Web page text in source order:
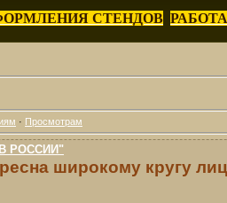
СТЕНДОВ
· Просмотрам
РОССИИ"
широкому кругу